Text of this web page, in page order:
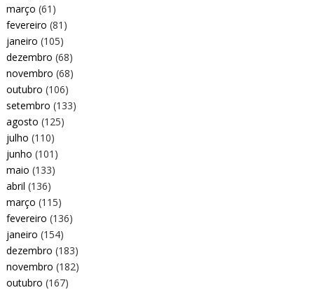
março (61)
fevereiro (81)
janeiro (105)
dezembro (68)
novembro (68)
outubro (106)
setembro (133)
agosto (125)
julho (110)
junho (101)
maio (133)
abril (136)
março (115)
fevereiro (136)
janeiro (154)
dezembro (183)
novembro (182)
outubro (167)